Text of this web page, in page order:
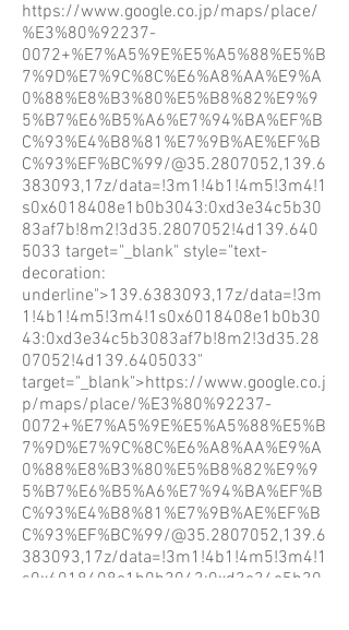
https://www.google.co.jp/maps/place/
%E3%80%92237-
0072+%E7%A5%9E%E5%A5%88%E5%B
7%9D%E7%9C%8C%E6%A8%AA%E9%A
0%88%E8%B3%80%E5%B8%82%E9%9
5%B7%E6%B5%A6%E7%94%BA%EF%B
C%93%E4%B8%81%E7%9B%AE%EF%B
C%93%EF%BC%99/@35.2807052,139.6
383093,17z/data=!3m1!4b1!4m5!3m4!1
s0x6018408e1b0b3043:0xd3e34c5b30
83af7b!8m2!3d35.2807052!4d139.640
5033 target="_blank" style="text-
decoration:
underline">139.6383093,17z/data=!3m
1!4b1!4m5!3m4!1s0x6018408e1b0b30
43:0xd3e34c5b3083af7b!8m2!3d35.28
07052!4d139.6405033"
target="_blank">https://www.google.co.j
p/maps/place/%E3%80%92237-
0072+%E7%A5%9E%E5%A5%88%E5%B
7%9D%E7%9C%8C%E6%A8%AA%E9%A
0%88%E8%B3%80%E5%B8%82%E9%9
5%B7%E6%B5%A6%E7%94%BA%EF%B
C%93%E4%B8%81%E7%9B%AE%EF%B
C%93%EF%BC%99/@35.2807052,139.6
383093,17z/data=!3m1!4b1!4m5!3m4!1
s0x6018408e1b0b3043:0xd3e34c5b30